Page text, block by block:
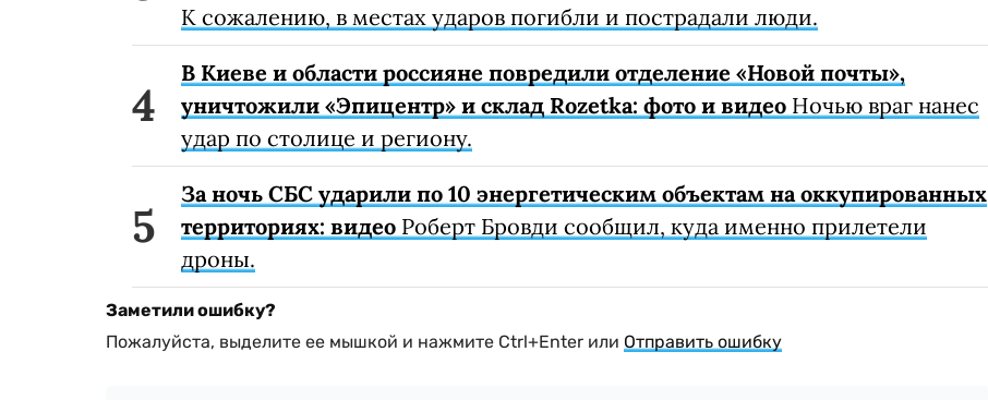
К сожалению, в местах ударов погибли и пострадали люди.
В Киеве и области россияне повредили отделение «Новой почты»,
уничтожили «Эпицентр» и склад Rozetka: фото и видео Ночью враг нанес
удар по столице и региону.
За ночь СБС ударили по 10 энергетическим объектам на оккупированных
территориях: видео Роберт Бровди сообщил, куда именно прилетели
дроны.
Заметили ошибку?
Пожалуйста, выделите ее мышкой и нажмите Ctrl+Enter или Отправить ошибку